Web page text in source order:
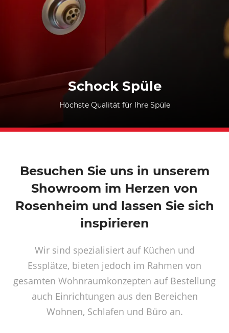
Schock Spüle
Höchste Qualität für Ihre Spüle
Besuchen Sie uns in unserem
Showroom im Herzen von
Rosenheim und lassen Sie sich
inspirieren
Wir sind spezialisiert auf Küchen und
Essplätze, bieten jedoch im Rahmen von
gesamten Wohnraumkonzepten auf Bestellung
auch Einrichtungen aus den Bereichen
Wohnen, Schlafen und Büro an.